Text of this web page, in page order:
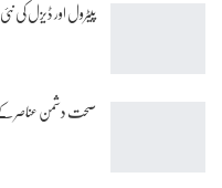
پیٹرول اور ڈیزل کی
صحت دشمن عناصر کے